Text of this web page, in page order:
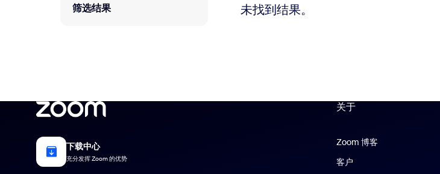
筛选结果 未找到结果。
下载中心
充分发挥 Zoom 的优势
关于
Zoom 博客
客户